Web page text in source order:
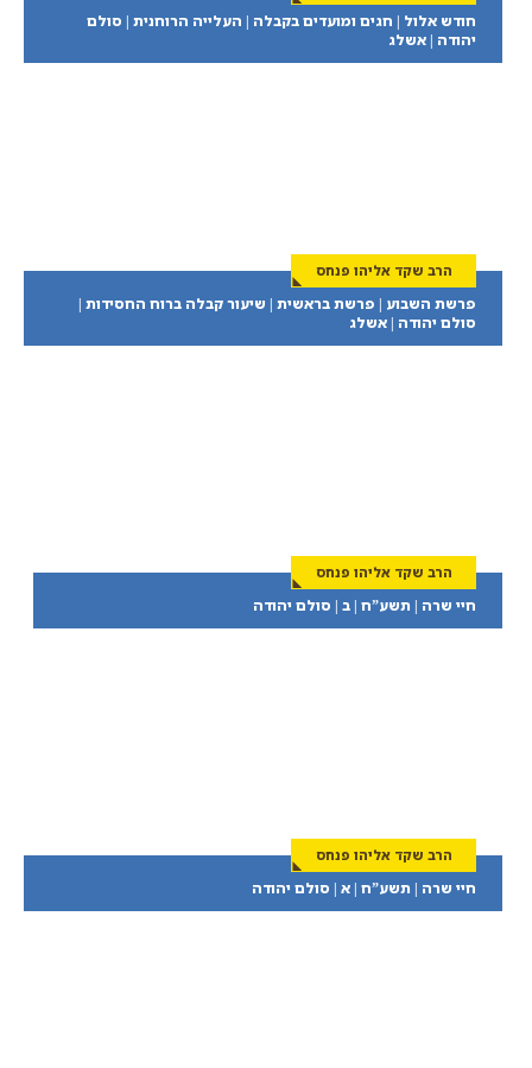
חודש אלול | חגים ומועדים בקבלה | העלייה הרוחנית | סולם
יהודה | אשלג
הרב שקד אליהו פנחס
פרשת השבוע | פרשת בראשית | שיעור קבלה ברוח החסידות |
סולם יהודה | אשלג
הרב שקד אליהו פנחס
חיי שרה | תשע”ח | ב | סולם יהודה
הרב שקד אליהו פנחס
חיי שרה | תשע”ח | א | סולם יהודה